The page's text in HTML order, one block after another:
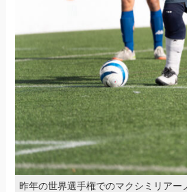
昨年の世界選手権でのマクシミリアー